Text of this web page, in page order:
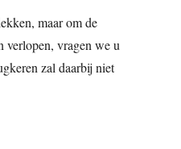
maar om de
verlopen, vragen we u
zal daarbij niet